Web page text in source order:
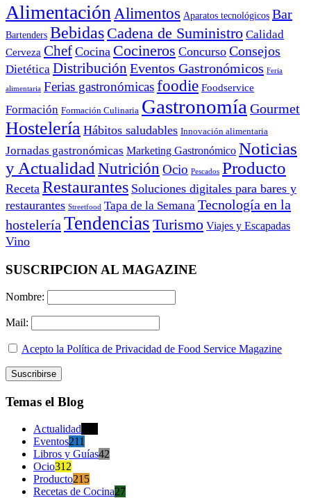
Alimentación Alimentos Aparatos tecnológicos Bar
Bartenders Bebidas Cadena de Suministro Calidad
Cerveza Chef Cocina Cocineros Concurso Consejos
Dietética Distribución Eventos Gastronómicos Feria
alimentaria Ferias gastronómicasfoodie Foodservice
Formación Formación Culinaria Gastronomía Gourmet
Hostelería Hábitos saludables Innovación alimentaria
Jornadas gastronómicas Marketing Gastronómico Noticias
y Actualidad Nutrición Ocio Pescados Producto
Receta Restaurantes Soluciones digitales para bares y
restaurantes Streetfood Tapa de la Semana Tecnología en la
hostelería Tendencias Turismo Viajes y Escapadas
Vino
SUSCRIPCION AL MAGAZINE
Nombre:
Mail:
Acepto la Política de Privacidad de Food Service Magazine
Temas el Blog
Actualidad
Eventos211
Libros y Guías42
Ocio312
Producto215
Recetas de Cocina27